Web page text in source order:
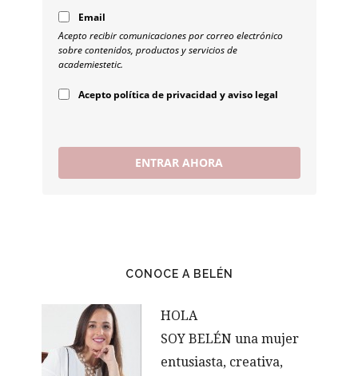
Email
Acepto recibir comunicaciones por correo electrónico
sobre contenidos, productos y servicios de
academiestetic.
Acepto política de privacidad y aviso legal
ENTRAR AHORA
CONOCE A BELÉN
HOLA
SOY BELÉN una mujer
entusiasta, creativa,